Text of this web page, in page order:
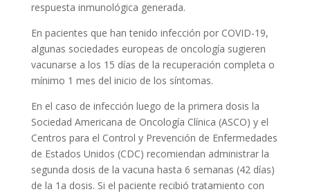
respuesta inmunológica generada.
En pacientes que han tenido infección por COVID-19,
algunas sociedades europeas de oncología sugieren
vacunarse a los 15 días de la recuperación completa o
mínimo 1 mes del inicio de los síntomas.
En el caso de infección luego de la primera dosis la
Sociedad Americana de Oncología Clínica (ASCO) y el
Centros para el Control y Prevención de Enfermedades
de Estados Unidos (CDC) recomiendan administrar la
segunda dosis de la vacuna hasta 6 semanas (42 días)
de la 1a dosis. Si el paciente recibió tratamiento con